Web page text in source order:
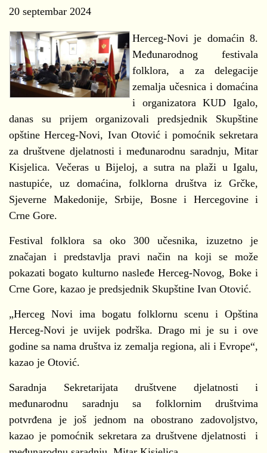
20 septembar 2024
Herceg-Novi je domaćin 8.
Međunarodnog festivala
folklora, a za delegacije
zemalja učesnica i domaćina
i organizatora KUD Igalo,
danas su prijem organizovali predsjednik Skupštine
opštine Herceg-Novi, Ivan Otović i pomoćnik sekretara
za društvene djelatnosti i međunarodnu saradnju, Mitar
Kisjelica. Večeras u Bijeloj, a sutra na plaži u Igalu,
nastupiće, uz domaćina, folklorna društva iz Grčke,
Sjeverne Makedonije, Srbije, Bosne i Hercegovine i
Crne Gore.
Festival folklora sa oko 300 učesnika, izuzetno je
značajan i predstavlja pravi način na koji se može
pokazati bogato kulturno nasleđe Herceg-Novog, Boke i
Crne Gore, kazao je predsjednik Skupštine Ivan Otović.
„Herceg Novi ima bogatu folklornu scenu i Opština
Herceg-Novi je uvijek podrška. Drago mi je su i ove
godine sa nama društva iz zemalja regiona, ali i Evrope“,
kazao je Otović.
Saradnja Sekretarijata društvene djelatnosti i
međunarodnu saradnju sa folklornim društvima
potvrđena je još jednom na obostrano zadovoljstvo,
kazao je pomoćnik sekretara za društvene djelatnosti i